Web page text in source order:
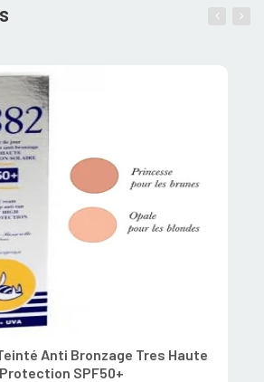
Anti Bronzage Tres Haute
Protection SPF50+